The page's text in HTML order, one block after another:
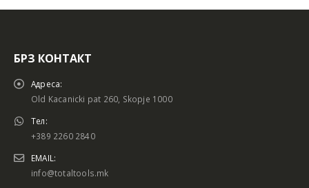
Батериски сет
БРЗ КОНТАКТ
Адреса:
Old Kacanicki pat 260, Skopje 1000
Тел:
+389 2260 2840
EMAIL:
info@totaltools.mk